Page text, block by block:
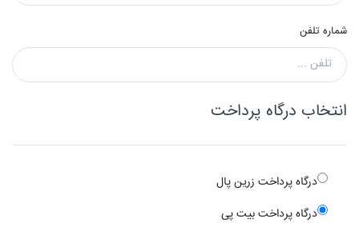
شماره تلفن
انتخاب درگاه پرداخت
درگاه پرداخت زرین پال
درگاه پرداخت بیت پی